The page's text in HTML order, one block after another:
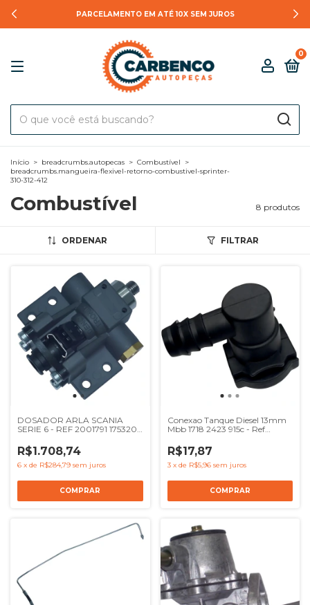
PARCELAMENTO EM ATÉ 10X SEM JUROS
0
Início > breadcrumbs.autopecas > Combustível
>
breadcrumbs.mangueira-flexivel-retorno-combustivel-sprinter-
310-312-412
Combustível 8 produtos
ORDENAR FILTRAR
DOSADOR ARLA SCANIA
SERIE 6 - REF 2001791 1753208
R$1.708,74
6 x de R$284,79 sem juros
Conexao Tanque Diesel 13mm
Mbb 1718 2423 915c - Ref
R$17,87
3 x de R$5,96 sem juros